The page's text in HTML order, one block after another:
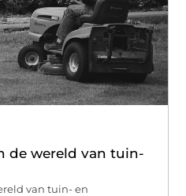
de wereld van tuin-
van tuin- en